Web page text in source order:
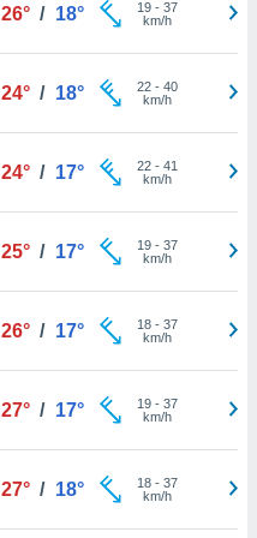
26° / 18° 19- 37
km/h
24° / 18° 22- 40
km/h
24° / 17° 22- 41
km/h
25° / 17° 19- 37
km/h
26° / 17° 18- 37
km/h
27° / 17° 19- 37
km/h
27° / 18° 18- 37
km/h